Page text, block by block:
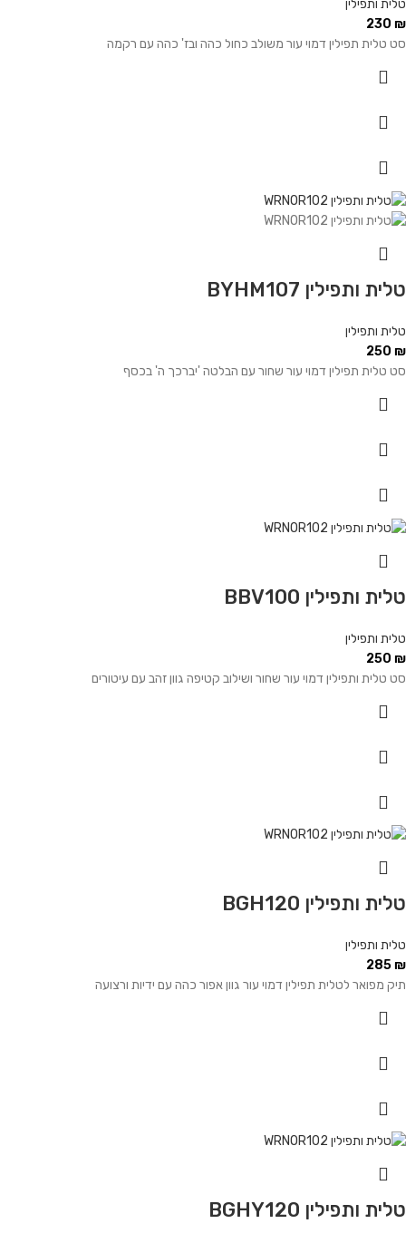
טלית ותפילין
230 ₪
סט טלית תפילין דמוי עור משולב כחול כהה ובז' כהה עם רקמה
טלית ותפילין BYHM107
טלית ותפילין
250 ₪
סט טלית תפילין דמוי עור שחור עם הבלטה 'יברכך ה' בכסף
טלית ותפילין BBV100
טלית ותפילין
250 ₪
סט טלית ותפילין דמוי עור שחור ושילוב קטיפה גוון זהב עם עיטורים
טלית ותפילין BGH120
טלית ותפילין
285₪
תיק מפואר לטלית תפילין דמוי עור גוון אפור כהה עם ידיות ורצועה
טלית ותפילין BGHY120